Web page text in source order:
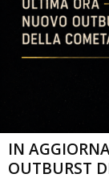
IN
OUTBURST